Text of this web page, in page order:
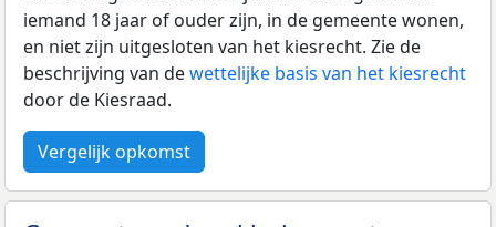
iemand 18 jaar of ouder zijn, in de gemeente wonen,
en niet zijn uitgesloten van het kiesrecht. Zie de
beschrijving van dewettelijke basis van het kiesrecht
door de Kiesraad.
Vergelijk opkomst